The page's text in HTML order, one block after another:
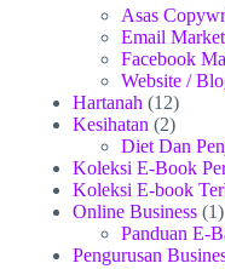
Asas
Email
Facebook
Website /
Hartanah (12)
Kesihatan (2)
Diet Dan
Koleksi E-Book
Koleksi E-book
Online Business (1)
Panduan E-
Pengurusan